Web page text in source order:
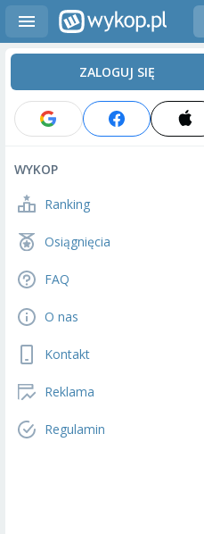
ZALOGUJ SIĘ
WYKOP
Ranking
Osiągnięcia
FAQ
O nas
Kontakt
Reklama
Regulamin